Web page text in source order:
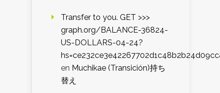
Transfer to you. GET >>>
graph.org/BALANCE-36824-
US-DOLLARS-04-24?
en Muchikae (Transición)持ち
替え